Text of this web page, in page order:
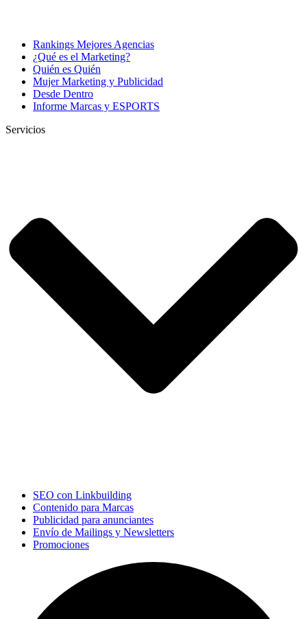
Rankings Mejores Agencias
¿Qué es el Marketing?
Quién es Quién
Mujer Marketing y Publicidad
Desde Dentro
Informe Marcas y ESPORTS
Servicios
SEO con Linkbuilding
Contenido para Marcas
Publicidad para anunciantes
Envío de Mailings y Newsletters
Promociones